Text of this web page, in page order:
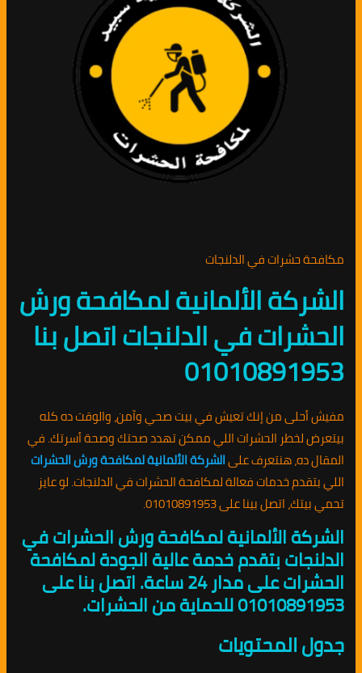
مكافحة حشرات في الدلنجات
الشركة الألمانية لمكافحة ورش
الحشرات في الدلنجات اتصل بنا
01010891953
مفيش أحلى من إنك تعيش في بيت صحي وآمن، والوقت ده كله
بيتعرض لخطر الحشرات اللي ممكن تهدد صحتك وصحة أسرتك. في
المقال ده، هنتعرف علىالشركة الألمانية لمكافحة ورش الحشرات
اللي بتقدم خدمات فعالة لمكافحة الحشرات في الدلنجات. لو عايز
تحمي بيتك، اتصل بينا على 01010891953.
الشركة الألمانية لمكافحة ورش الحشرات في
الدلنجات بتقدم خدمة عالية الجودة لمكافحة
الحشرات على مدار 24 ساعة. اتصل بنا على
01010891953 للحماية من الحشرات.
جدول المحتويات